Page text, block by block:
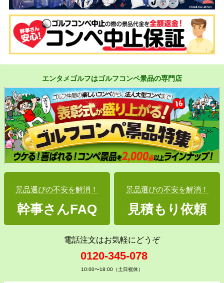
エンタメゴルフはゴルフコンペ景品の専門店
景品選びの不安を解消！
幹事さんFAQ
景品選びの不安を解消！
見積もり依頼
電話注文はお気軽にどうぞ
0120-345-078
10:00〜18:00（土日祝休）